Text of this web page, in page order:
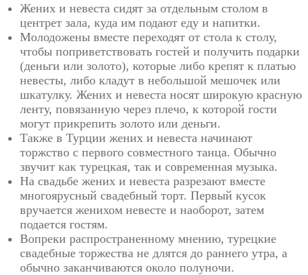
Жених и невеста сидят за отдельным столом в
центрет зала, куда им подают еду и напитки.
Молодожены вместе переходят от стола к столу,
чтобы поприветствовать гостей и получить подарки
(деньги или золото), которые либо крепят к платью
невесты, либо кладут в небольшой мешочек или
шкатулку. Жених и невеста носят широкую красную
ленту, повязанную через плечо, к которой гости
могут прикрепить золото или деньги.
Также в Турции жених и невеста начинают
торжство с первого совместного танца. Обычно
звучит как турецкая, так и современная музыка.
На свадьбе жених и невеста разрезают вместе
многоярусный свадебный торт. Первый кусок
вручается женихом невесте и наоборот, затем
подается гостям.
Вопреки распространенному мнению, турецкие
свадебные торжества не длятся до раннего утра, а
обычно заканчиваются около полуночи.